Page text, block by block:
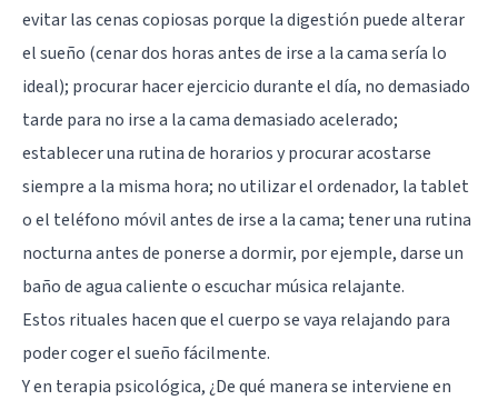
evitar las cenas copiosas porque la digestión puede alterar
el sueño (cenar dos horas antes de irse a la cama sería lo
ideal); procurar hacer ejercicio durante el día, no demasiado
tarde para no irse a la cama demasiado acelerado;
establecer una rutina de horarios y procurar acostarse
siempre a la misma hora; no utilizar el ordenador, la tablet
o el teléfono móvil antes de irse a la cama; tener una rutina
nocturna antes de ponerse a dormir, por ejemple, darse un
baño de agua caliente o escuchar música relajante.
Estos rituales hacen que el cuerpo se vaya relajando para
poder coger el sueño fácilmente.
Y en terapia psicológica, ¿De qué manera se interviene en